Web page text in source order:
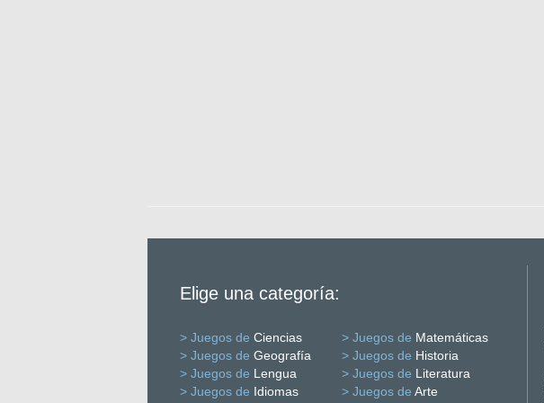
Elige una categoría:
> Juegos de Ciencias > Juegos de Matemáticas
> Juegos de Geografía > Juegos de Historia
> Juegos de Lengua > Juegos de Literatura
> Juegos de Idiomas > Juegos de Arte